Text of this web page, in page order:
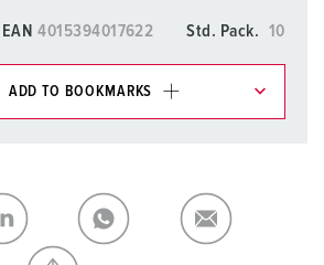
EAN 4015394017622 Std. Pack. 10
ADD TO BOOKMARKS
ADD
CREATE A NEW LIST